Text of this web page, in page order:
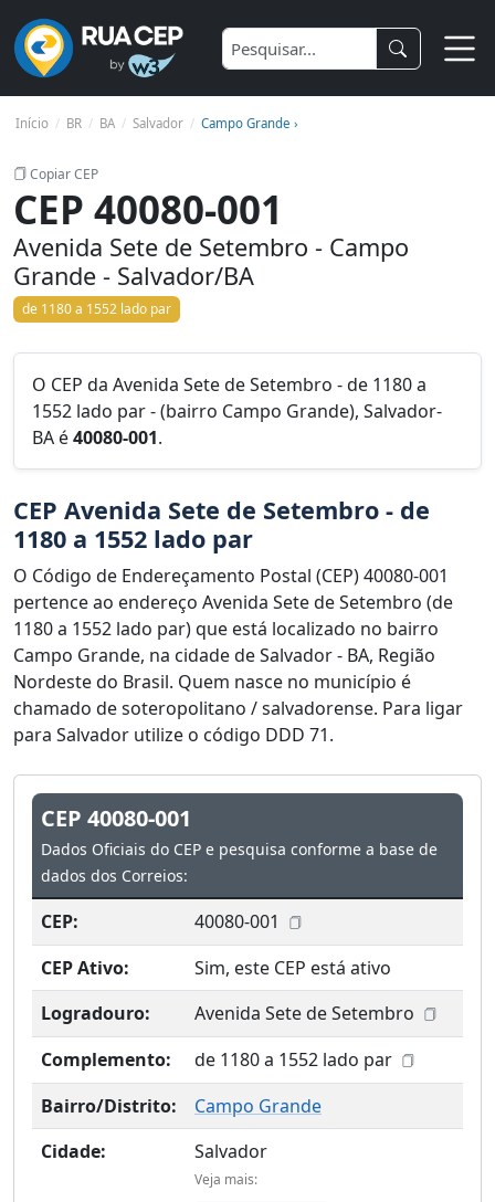
Início BR BA Salvador Campo Grande ›
Copiar CEP
CEP 40080-001
Avenida Sete de Setembro - Campo
Grande - Salvador/BA
de 1180 a 1552 lado par
O CEP da Avenida Sete de Setembro - de 1180 a
1552 lado par - (bairro Campo Grande), Salvador-
BA é40080-001.
CEP Avenida Sete de Setembro - de
1180 a 1552 lado par
O Código de Endereçamento Postal (CEP) 40080-001
pertence ao endereço Avenida Sete de Setembro (de
1180 a 1552 lado par) que está localizado no bairro
Campo Grande, na cidade de Salvador - BA, Região
Nordeste do Brasil. Quem nasce no município é
chamado de soteropolitano / salvadorense. Para ligar
para Salvador utilize o código DDD 71.
CEP 40080-001
Dados Oficiais do CEP e pesquisa conforme a base de
dados dos Correios:
CEP:
40080-001
CEP Ativo:
Sim, este CEP está ativo
Logradouro:
Avenida Sete de Setembro
Complemento:
de 1180 a 1552 lado par
Bairro/Distrito:
Campo Grande
Cidade:
Salvador
Veja mais: